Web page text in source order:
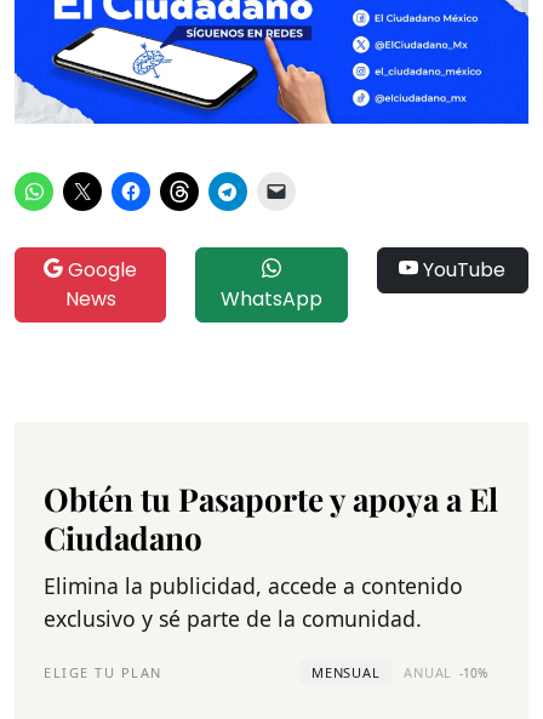
Google
News
WhatsApp
YouTube
Obtén tu Pasaporte y apoya a El
Ciudadano
Elimina la publicidad, accede a contenido
exclusivo y sé parte de la comunidad.
ELIGE TU PLAN MENSUAL ANUAL -10%